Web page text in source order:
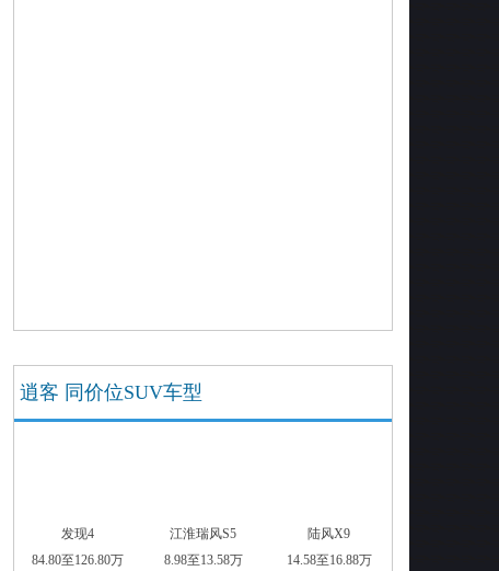
逍客 同价位SUV车型
发现4
84.80至126.80万
江淮瑞风S5
8.98至13.58万
陆风X9
14.58至16.88万